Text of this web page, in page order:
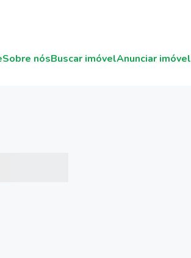
Sobre nósBuscar imóvelAnunciar imóvel